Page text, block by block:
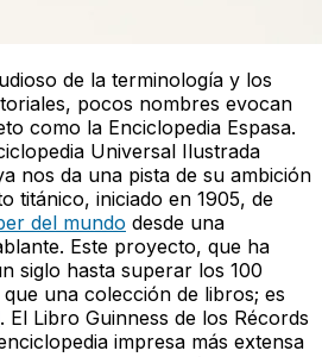
de la terminología y los
pocos nombres evocan
como la Enciclopedia Espasa.
Universal Ilustrada
nos da una pista de su ambición
titánico, iniciado en 1905, de
del mundo desde una
Este proyecto, que ha
siglo hasta superar los 100
una colección de libros; es
. El Libro Guinness de los Récords
impresa más extensa